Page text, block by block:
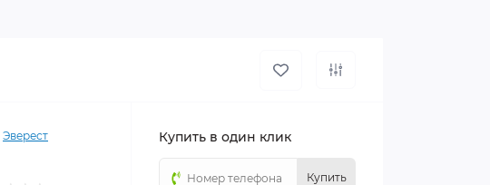
Эверест
Купить в один клик
Купить